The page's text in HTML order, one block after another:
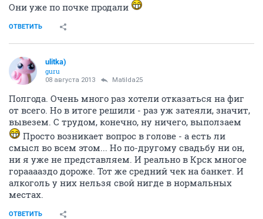
Они уже по почке продали
ОТВЕТИТЬ
ulitka)
guru
08 августа 2013 Matilda25
Полгода. Очень много раз хотели отказаться на фиг
от всего. Но в итоге решили - раз уж затеяли, значит,
вывезем. С трудом, конечно, ну ничего, выползаем
Просто возникает вопрос в голове - а есть ли
смысл во всем этом... Но по-другому свадьбу ни он,
ни я уже не представляем. И реально в Крск многое
горааааздо дороже. Тот же средний чек на банкет. И
алкоголь у них нельзя свой нигде в нормальных
местах.
ОТВЕТИТЬ